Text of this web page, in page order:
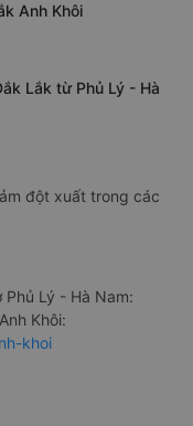
Anh Khôi
Lắk từ Phủ Lý - Hà
đột xuất trong các
Lý - Hà Nam:
Khôi:
khoi